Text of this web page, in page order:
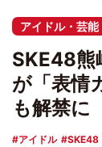
アイドル・芸能
SKE48熊
が「表情
も解禁に
アイドル SKE48